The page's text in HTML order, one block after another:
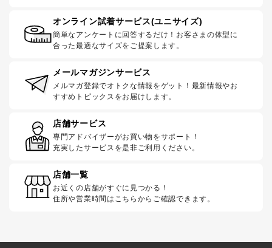
オンライン試着サービス(ユニサイズ)
簡単なアンケートに回答するだけ！お客さまの体型に
合った最適なサイズをご提案します。
メールマガジンサービス
メルマガ登録でオトクな情報をゲット！最新情報やお
すすめトピックスをお届けします。
店舗サービス
専門アドバイザーがお買い物をサポート！
充実したサービスを是非ご利用ください。
店舗一覧
お近くの店舗がすぐに見つかる！
住所や営業時間はこちらからご確認できます。